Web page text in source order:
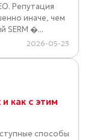
Репутация
иначе, чем
SERM �...
2026-05-23
как с этим
способы